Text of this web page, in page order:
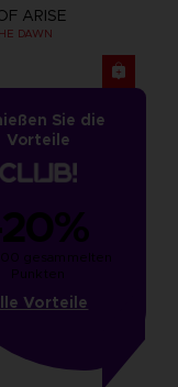
ARISE
DAWN
Sie die
Vorteile
gesammelten
Punkten
Vorteile